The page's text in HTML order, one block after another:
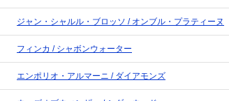
ジャン・シャルル・ブロッソ / オンブル・プラティーヌ
フィンカ / シャボンウォーター
エンポリオ・アルマーニ / ダイアモンズ